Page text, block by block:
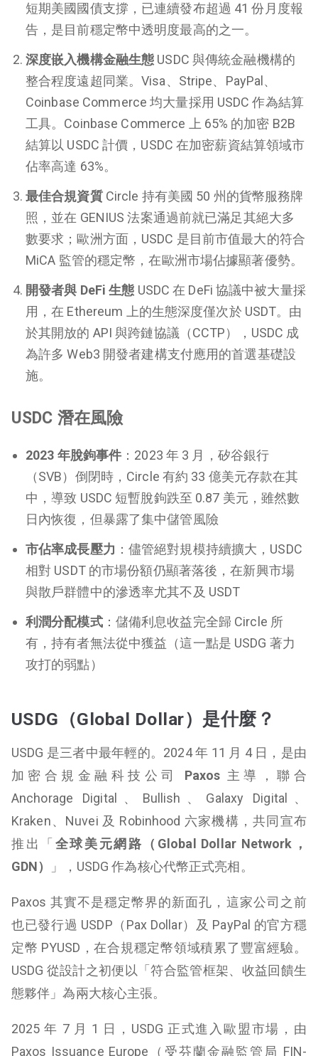
短期美國國債支撐，已連續發布超過 41 份月度報
告，是目前穩定幣中透明度最高的之一。
深度嵌入機構金融生態 USDC 與傳統金融機構的
整合程度遠超同業。Visa、Stripe、PayPal、
Coinbase Commerce 均大量採用 USDC 作為結算
工具。Coinbase Commerce 上 65% 的加密 B2B
結算以 USDC 計價，USDC 在加密薪資結算領域市
佔率高達 63%。
最佳合規資質Circle 持有美國 50 州的貨幣服務牌
照，並在 GENIUS 法案通過前就已滿足其絕大多
數要求；歐洲方面，USDC 是目前市值最大的符合
MiCA 監管的穩定幣，在歐洲市場佔據顯著優勢。
開發者與 DeFi 生態 USDC 在 DeFi 協議中被大量採
用，在 Ethereum 上的生態深度僅次於 USDT。由
於其開放的 API 與跨鏈協議（CCTP），USDC 成
為許多 Web3 開發者建構支付應用的首選基礎設
施。
USDC 潛在風險
2023 年脫鉤事件 ：2023 年 3 月，矽谷銀行
（SVB）倒閉時，Circle 有約 33 億美元存款在其
中，導致 USDC 短暫脫鉤跌至 0.87 美元，雖然數
日內恢復，但暴露了集中儲管風險
市佔率成長壓力 ：儘管絕對規模持續擴大，USDC
相對 USDT 的市場份額仍顯著落後，在新興市場
與散戶群體中的滲透率尤其不及 USDT
利潤分配模式：儲備利息收益完全歸 Circle 所
有，持有者無法從中獲益（這一點是 USDG 著力
攻打的弱點）
USDG（Global Dollar）是什麼？
USDG 是三者中最年輕的。2024 年 11 月 4 日，是由
加密合規金融科技公司 Paxos 主導，聯合
Anchorage Digital、Bullish、Galaxy Digital、
Kraken、Nuvei 及 Robinhood 六家機構，共同宣布
推出「 全球美元網路（Global Dollar Network，
GDN）
」，USDG 作為核心代幣正式亮相。
Paxos 其實不是穩定幣界的新面孔，這家公司之前
也已發行過 USDP（Pax Dollar）及 PayPal 的官方穩
定幣 PYUSD，在合規穩定幣領域積累了豐富經驗。
USDG 從設計之初便以「符合監管框架、收益回饋生
態夥伴」為兩大核心主張。
2025 年 7 月 1 日，USDG 正式進入歐盟市場，由
Paxos Issuance Europe（受芬蘭金融監管局 FIN-